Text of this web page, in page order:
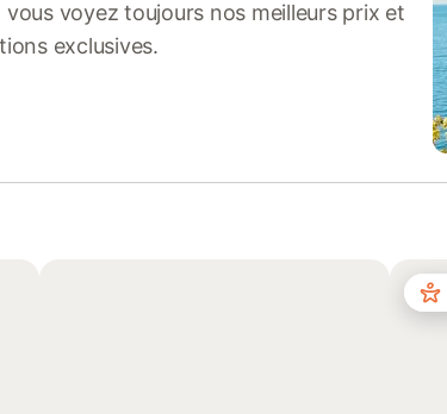
voyez toujours nos meilleurs prix et
exclusives.